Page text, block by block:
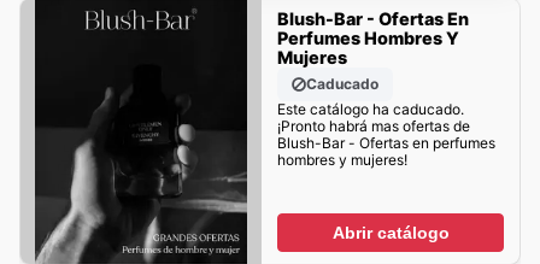
Blush-Bar - Ofertas En
Perfumes Hombres Y
Mujeres
Caducado
Este catálogo ha caducado.
¡Pronto habrá mas ofertas de
Blush-Bar - Ofertas en perfumes
hombres y mujeres!
Abrir catálogo